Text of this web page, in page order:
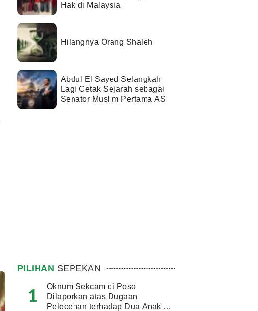
Hak di Malaysia
Hilangnya Orang Shaleh
Abdul El Sayed Selangkah
Lagi Cetak Sejarah sebagai
Senator Muslim Pertama AS
PILIHAN SEPEKAN
1
Oknum Sekcam di Poso
Dilaporkan atas Dugaan
Pelecehan terhadap Dua Anak di